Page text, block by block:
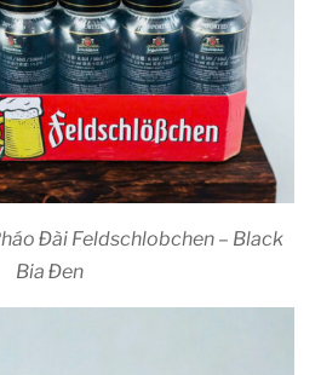
Đài Feldschlobchen – Black
Bia Đen